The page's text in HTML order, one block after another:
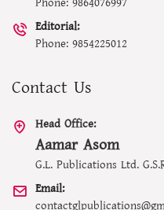
Editorial:
Phone: 9854225012
Contact Us
Head Office:
Aamar Asom
G.L. Publications Ltd.
Email: